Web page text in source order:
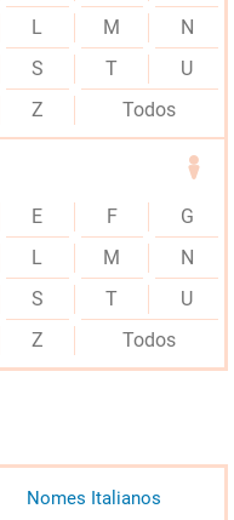
L M
N
S T
U
Z Todos
E F
G
L M
N
S T
U
Z Todos
Nomes Italianos